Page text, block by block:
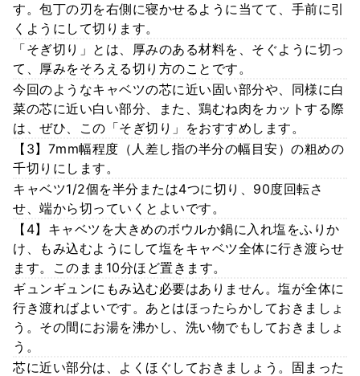
す。包丁の刃を右側に寝かせるように当てて、手前に引
くようにして切ります。
「そぎ切り」とは、厚みのある材料を、そぐように切っ
て、厚みをそろえる切り方のことです。
今回のようなキャベツの芯に近い固い部分や、同様に白
菜の芯に近い白い部分、また、鶏むね肉をカットする際
は、ぜひ、この「そぎ切り」をおすすめします。
【3】7mm幅程度（人差し指の半分の幅目安）の粗めの
千切りにします。
キャベツ1/2個を半分または4つに切り、90度回転さ
せ、端から切っていくとよいです。
【4】キャベツを大きめのボウルか鍋に入れ塩をふりか
け、もみ込むようにして塩をキャベツ全体に行き渡らせ
ます。このまま10分ほど置きます。
ギュンギュンにもみ込む必要はありません。塩が全体に
行き渡ればよいです。あとはほったらかしておきましょ
う。その間にお湯を沸かし、洗い物でもしておきましょ
う。
芯に近い部分は、よくほぐしておきましょう。固まった